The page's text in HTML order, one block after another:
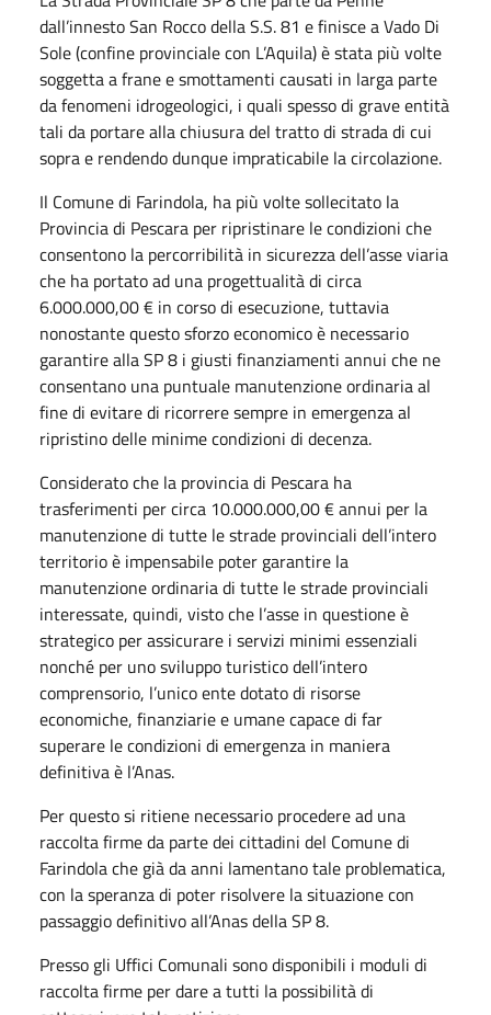
dall’innesto San Rocco della S.S. 81 e finisce a Vado Di
Sole (confine provinciale con L’Aquila) è stata più volte
soggetta a frane e smottamenti causati in larga parte
da fenomeni idrogeologici, i quali spesso di grave entità
tali da portare alla chiusura del tratto di strada di cui
sopra e rendendo dunque impraticabile la circolazione.
Il Comune di Farindola, ha più volte sollecitato la
Provincia di Pescara per ripristinare le condizioni che
consentono la percorribilità in sicurezza dell’asse viaria
che ha portato ad una progettualità di circa
6.000.000,00 € in corso di esecuzione, tuttavia
nonostante questo sforzo economico è necessario
garantire alla SP 8 i giusti finanziamenti annui che ne
consentano una puntuale manutenzione ordinaria al
fine di evitare di ricorrere sempre in emergenza al
ripristino delle minime condizioni di decenza.
Considerato che la provincia di Pescara ha
trasferimenti per circa 10.000.000,00 € annui per la
manutenzione di tutte le strade provinciali dell’intero
territorio è impensabile poter garantire la
manutenzione ordinaria di tutte le strade provinciali
interessate, quindi, visto che l’asse in questione è
strategico per assicurare i servizi minimi essenziali
nonché per uno sviluppo turistico dell’intero
comprensorio, l’unico ente dotato di risorse
economiche, finanziarie e umane capace di far
superare le condizioni di emergenza in maniera
definitiva è l’Anas.
Per questo si ritiene necessario procedere ad una
raccolta firme da parte dei cittadini del Comune di
Farindola che già da anni lamentano tale problematica,
con la speranza di poter risolvere la situazione con
passaggio definitivo all’Anas della SP 8.
Presso gli Uffici Comunali sono disponibili i moduli di
raccolta firme per dare a tutti la possibilità di